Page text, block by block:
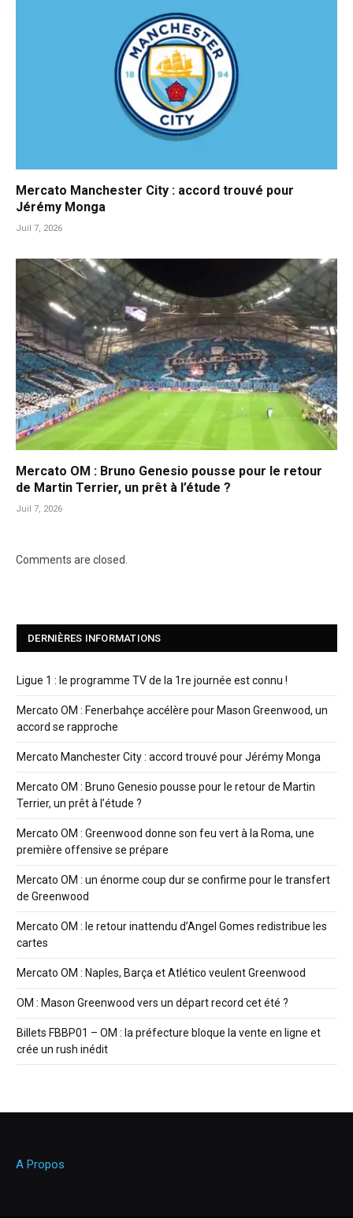
Mercato Manchester City : accord trouvé pour
Jérémy Monga
Juil 7, 2026
Mercato OM : Bruno Genesio pousse pour le retour
de Martin Terrier, un prêt à l’étude ?
Juil 7, 2026
Comments are closed.
DERNIÈRES INFORMATIONS
Ligue 1 : le programme TV de la 1re journée est connu !
Mercato OM : Fenerbahçe accélère pour Mason Greenwood, un
accord se rapproche
Mercato Manchester City : accord trouvé pour Jérémy Monga
Mercato OM : Bruno Genesio pousse pour le retour de Martin
Terrier, un prêt à l’étude ?
Mercato OM : Greenwood donne son feu vert à la Roma, une
première offensive se prépare
Mercato OM : un énorme coup dur se confirme pour le transfert
de Greenwood
Mercato OM : le retour inattendu d’Angel Gomes redistribue les
cartes
Mercato OM : Naples, Barça et Atlético veulent Greenwood
OM : Mason Greenwood vers un départ record cet été ?
Billets FBBP01 – OM : la préfecture bloque la vente en ligne et
crée un rush inédit
A Propos